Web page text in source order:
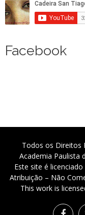
Facebook
Todos os Direitos
Academia Paulista
Este site é licenciado
Atribuição – Não
This work is